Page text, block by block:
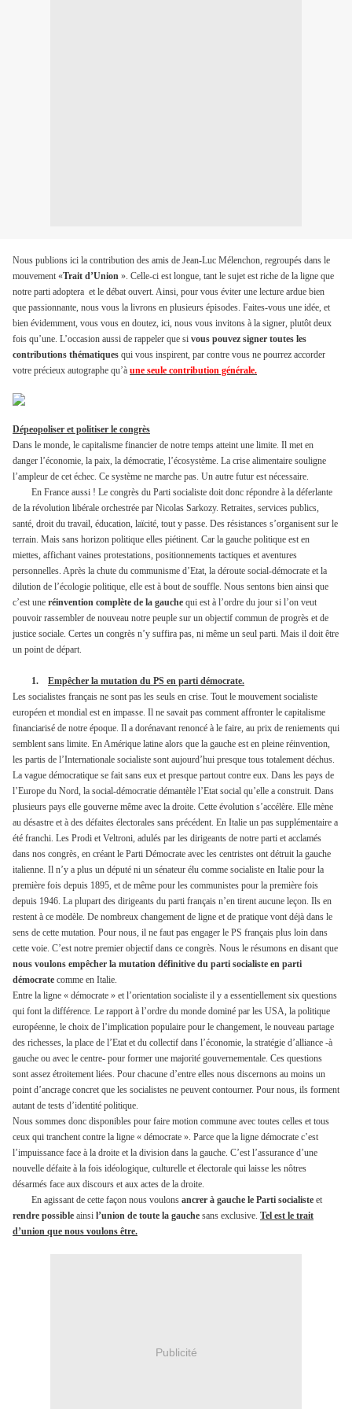
Nous publions ici la contribution des amis de Jean-Luc Mélenchon, regroupés dans le
mouvement «Trait d’Union ». Celle-ci est longue, tant le sujet est riche de la ligne que
notre parti adoptera et le débat ouvert. Ainsi, pour vous éviter une lecture ardue bien
que passionnante, nous vous la livrons en plusieurs épisodes. Faites-vous une idée, et
bien évidemment, vous vous en doutez, ici, nous vous invitons à la signer, plutôt deux
fois qu’une. L’occasion aussi de rappeler que si vous pouvez signer toutes les
contributions thématiques qui vous inspirent, par contre vous ne pourrez accorder
votre précieux autographe qu’à une seule contribution générale.
Dépeopoliser et politiser le congrès
Dans le monde, le capitalisme financier de notre temps atteint une limite. Il met en
danger l’économie, la paix, la démocratie, l’écosystème. La crise alimentaire souligne
l’ampleur de cet échec. Ce système ne marche pas. Un autre futur est nécessaire.
En France aussi ! Le congrès du Parti socialiste doit donc répondre à la déferlante
de la révolution libérale orchestrée par Nicolas Sarkozy. Retraites, services publics,
santé, droit du travail, éducation, laïcité, tout y passe. Des résistances s’organisent sur le
terrain. Mais sans horizon politique elles piétinent. Car la gauche politique est en
miettes, affichant vaines protestations, positionnements tactiques et aventures
personnelles. Après la chute du communisme d’Etat, la déroute social-démocrate et la
dilution de l’écologie politique, elle est à bout de souffle. Nous sentons bien ainsi que
c’est une réinvention complète de la gauche qui est à l’ordre du jour si l’on veut
pouvoir rassembler de nouveau notre peuple sur un objectif commun de progrès et de
justice sociale. Certes un congrès n’y suffira pas, ni même un seul parti. Mais il doit être
un point de départ.
1.
Empêcher la mutation du PS en parti démocrate.
Les socialistes français ne sont pas les seuls en crise. Tout le mouvement socialiste
européen et mondial est en impasse. Il ne savait pas comment affronter le capitalisme
financiarisé de notre époque. Il a dorénavant renoncé à le faire, au prix de reniements qui
semblent sans limite. En Amérique latine alors que la gauche est en pleine réinvention,
les partis de l’Internationale socialiste sont aujourd’hui presque tous totalement déchus.
La vague démocratique se fait sans eux et presque partout contre eux. Dans les pays de
l’Europe du Nord, la social-démocratie démantèle l’Etat social qu’elle a construit. Dans
plusieurs pays elle gouverne même avec la droite. Cette évolution s’accélère. Elle mène
au désastre et à des défaites électorales sans précédent. En Italie un pas supplémentaire a
été franchi. Les Prodi et Veltroni, adulés par les dirigeants de notre parti et acclamés
dans nos congrès, en créant le Parti Démocrate avec les centristes ont détruit la gauche
italienne. Il n’y a plus un député ni un sénateur élu comme socialiste en Italie pour la
première fois depuis 1895, et de même pour les communistes pour la première fois
depuis 1946. La plupart des dirigeants du parti français n’en tirent aucune leçon. Ils en
restent à ce modèle. De nombreux changement de ligne et de pratique vont déjà dans le
sens de cette mutation. Pour nous, il ne faut pas engager le PS français plus loin dans
cette voie. C’est notre premier objectif dans ce congrès. Nous le résumons en disant que
nous voulons empêcher la mutation définitive du parti socialiste en parti
démocrate comme en Italie.
Entre la ligne « démocrate » et l’orientation socialiste il y a essentiellement six questions
qui font la différence. Le rapport à l’ordre du monde dominé par les USA, la politique
européenne, le choix de l’implication populaire pour le changement, le nouveau partage
des richesses, la place de l’Etat et du collectif dans l’économie, la stratégie d’alliance -à
gauche ou avec le centre- pour former une majorité gouvernementale. Ces questions
sont assez étroitement liées. Pour chacune d’entre elles nous discernons au moins un
point d’ancrage concret que les socialistes ne peuvent contourner. Pour nous, ils forment
autant de tests d’identité politique.
Nous sommes donc disponibles pour faire motion commune avec toutes celles et tous
ceux qui tranchent contre la ligne « démocrate ». Parce que la ligne démocrate c’est
l’impuissance face à la droite et la division dans la gauche. C’est l’assurance d’une
nouvelle défaite à la fois idéologique, culturelle et électorale qui laisse les nôtres
désarmés face aux discours et aux actes de la droite.
En agissant de cette façon nous voulons ancrer à gauche le Parti socialiste et
rendre possible ainsi l’union de toute la gauche sans exclusive. Tel est le trait
d’union que nous voulons être.
Publicité